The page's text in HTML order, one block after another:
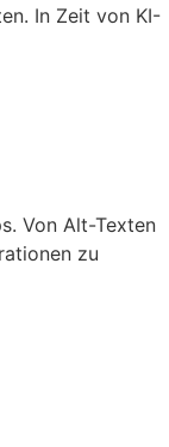
In Zeit von KI-
Von Alt-Texten
zu